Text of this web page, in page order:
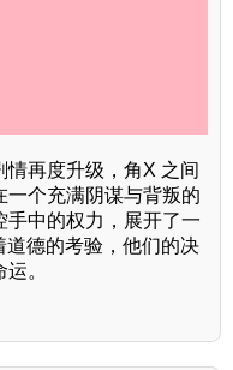
再度升级，角X 之间
一个充满阴谋与背叛的
手中的权力，展开了一
德的考验，他们的决
。